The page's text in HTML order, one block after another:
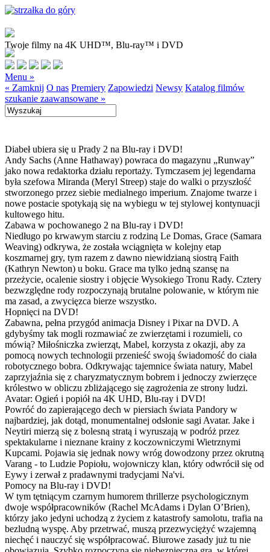
Twoje filmy na 4K UHD™, Blu-ray™ i DVD
Menu »
« Zamknij O nas Premiery Zapowiedzi Newsy Katalog filmów
szukanie zaawansowane »
Diabeł ubiera się u Prady 2 na Blu-ray i DVD!
Andy Sachs (Anne Hathaway) powraca do magazynu „Runway”
jako nowa redaktorka działu reportaży. Tymczasem jej legendarna
była szefowa Miranda (Meryl Streep) staje do walki o przyszłość
stworzonego przez siebie medialnego imperium. Znajome twarze i
nowe postacie spotykają się na wybiegu w tej stylowej kontynuacji
kultowego hitu.
Zabawa w pochowanego 2 na Blu-ray i DVD!
Niedługo po krwawym starciu z rodziną Le Domas, Grace (Samara
Weaving) odkrywa, że została wciągnięta w kolejny etap
koszmarnej gry, tym razem z dawno niewidzianą siostrą Faith
(Kathryn Newton) u boku. Grace ma tylko jedną szansę na
przeżycie, ocalenie siostry i objęcie Wysokiego Tronu Rady. Cztery
bezwzględne rody rozpoczynają brutalne polowanie, w którym nie
ma zasad, a zwycięzca bierze wszystko.
Hopnięci na DVD!
Zabawna, pełna przygód animacja Disney i Pixar na DVD. A
gdybyśmy tak mogli rozmawiać ze zwierzętami i rozumieli, co
mówią? Miłośniczka zwierząt, Mabel, korzysta z okazji, aby za
pomocą nowych technologii przenieść swoją świadomość do ciała
robotycznego bobra. Odkrywając tajemnice świata natury, Mabel
zaprzyjaźnia się z charyzmatycznym bobrem i jednoczy zwierzęce
królestwo w obliczu zbliżającego się zagrożenia ze strony ludzi.
Avatar: Ogień i popiół na 4K UHD, Blu-ray i DVD!
Powróć do zapierającego dech w piersiach świata Pandory w
najbardziej, jak dotąd, monumentalnej odsłonie sagi Avatar. Jake i
Neytiri mierzą się z bolesną stratą i wyruszają w podróż przez
spektakularne i nieznane krainy z koczowniczymi Wietrznymi
Kupcami. Pojawia się jednak nowy wróg dowodzony przez okrutną
Varang - to Ludzie Popiołu, wojowniczy klan, który odwrócił się od
Eywy i zerwał z pradawnymi tradycjami Na'vi.
Pomocy na Blu-ray i DVD!
W tym tętniącym czarnym humorem thrillerze psychologicznym
dwoje współpracowników (Rachel McAdams i Dylan O’Brien),
którzy jako jedyni uchodzą z życiem z katastrofy samolotu, trafia na
bezludną wyspę. Aby przetrwać, muszą przezwyciężyć wzajemną
niechęć i nauczyć się współpracować. Biurowe zasady już tu nie